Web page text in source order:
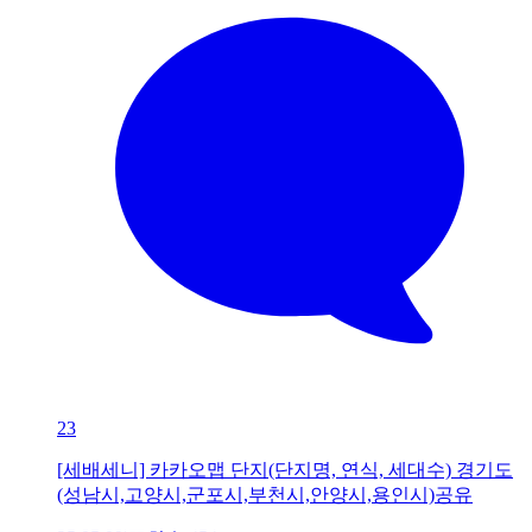
23
[세배세니] 카카오맵 단지(단지명, 연식, 세대수) 경기도
(성남시,고양시,군포시,부천시,안양시,용인시)공유